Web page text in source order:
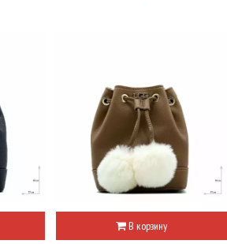
В корзину